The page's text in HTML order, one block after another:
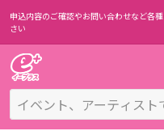
申込内容のご確認やお問い合わせなど各種
さい